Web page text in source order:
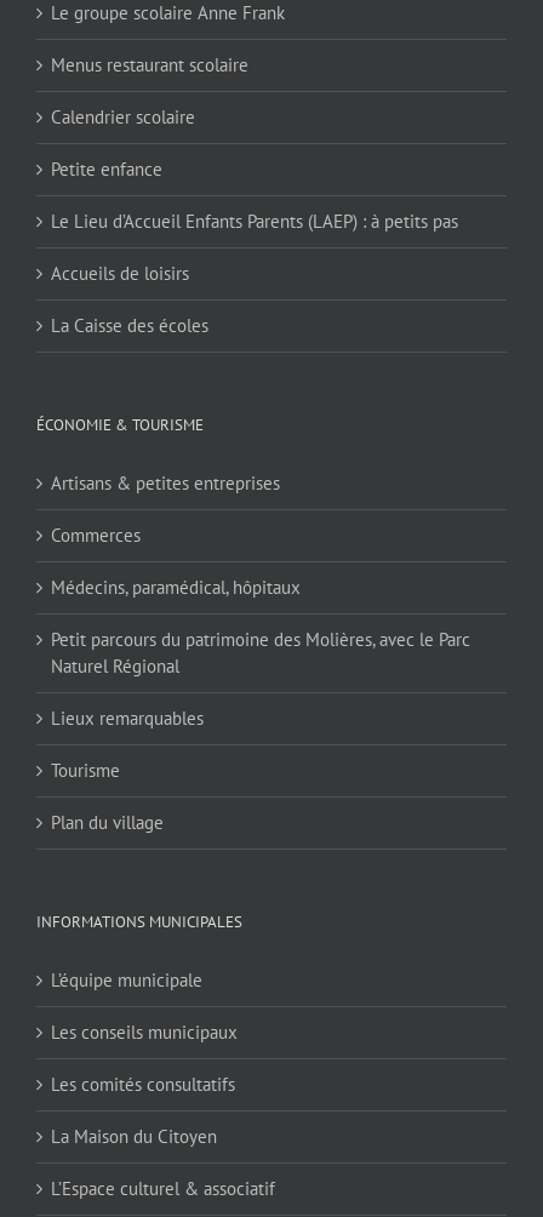
Le groupe scolaire Anne Frank
Menus restaurant scolaire
Calendrier scolaire
Petite enfance
Le Lieu d’Accueil Enfants Parents (LAEP) : à petits pas
Accueils de loisirs
La Caisse des écoles
ÉCONOMIE & TOURISME
Artisans & petites entreprises
Commerces
Médecins, paramédical, hôpitaux
Petit parcours du patrimoine des Molières, avec le Parc
Naturel Régional
Lieux remarquables
Tourisme
Plan du village
INFORMATIONS MUNICIPALES
L’équipe municipale
Les conseils municipaux
Les comités consultatifs
La Maison du Citoyen
L’Espace culturel & associatif